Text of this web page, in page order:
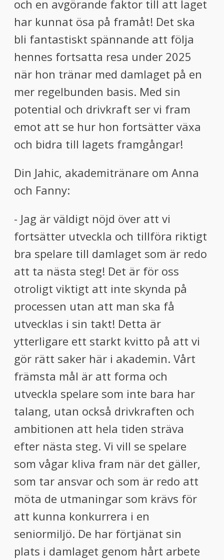
och en avgörande faktor till att laget
har kunnat ösa på framåt! Det ska
bli fantastiskt spännande att följa
hennes fortsatta resa under 2025
när hon tränar med damlaget på en
mer regelbunden basis. Med sin
potential och drivkraft ser vi fram
emot att se hur hon fortsätter växa
och bidra till lagets framgångar!
Din Jahic, akademitränare om Anna
och Fanny:
- Jag är väldigt nöjd över att vi
fortsätter utveckla och tillföra riktigt
bra spelare till damlaget som är redo
att ta nästa steg! Det är för oss
otroligt viktigt att inte skynda på
processen utan att man ska få
utvecklas i sin takt! Detta är
ytterligare ett starkt kvitto på att vi
gör rätt saker här i akademin. Vårt
främsta mål är att forma och
utveckla spelare som inte bara har
talang, utan också drivkraften och
ambitionen att hela tiden sträva
efter nästa steg. Vi vill se spelare
som vågar kliva fram när det gäller,
som tar ansvar och som är redo att
möta de utmaningar som krävs för
att kunna konkurrera i en
seniormiljö. De har förtjänat sin
plats i damlaget genom hårt arbete